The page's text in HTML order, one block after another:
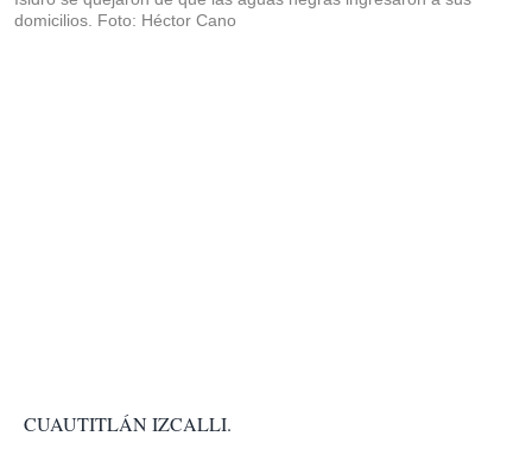
domicilios. Foto: Héctor Cano
CUAUTITLÁN IZCALLI.